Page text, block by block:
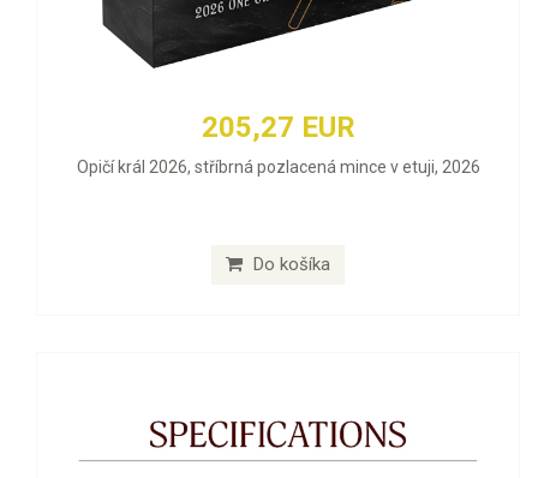
205,27 EUR
Opičí král 2026, stříbrná pozlacená mince v etuji, 2026
Do košíka